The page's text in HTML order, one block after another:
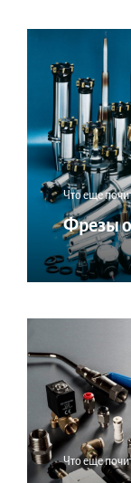
Что еще
Фрезы
Что еще